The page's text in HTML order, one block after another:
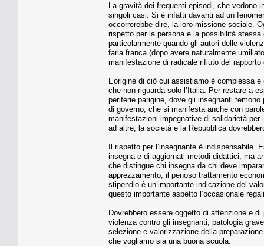
La gravità dei frequenti episodi, che vedono
singoli casi. Si è infatti davanti ad un
occorrerebbe dire, la loro missione sociale.
rispetto per la persona e la possibilità
particolarmente quando gli autori delle
farla franca (dopo avere naturalmente
manifestazione di radicale rifiuto del
L’origine di ciò cui assistiamo è complessa
che non riguarda solo l’Italia. Per restare a
periferie parigine, dove gli insegnanti
di governo, che si manifesta anche con
manifestazioni impegnative di solidarietà
ad altre, la società e la Repubblica
Il rispetto per l’insegnante è indispensabile.
insegna e di aggiornati metodi didattici, ma
che distingue chi insegna da chi deve
apprezzamento, il penoso trattamento
stipendio è un’importante indicazione del
questo importante aspetto l’occasionale
Dovrebbero essere oggetto di attenzione e
violenza contro gli insegnanti, patologia
selezione e valorizzazione della
che vogliamo sia una buona scuola.